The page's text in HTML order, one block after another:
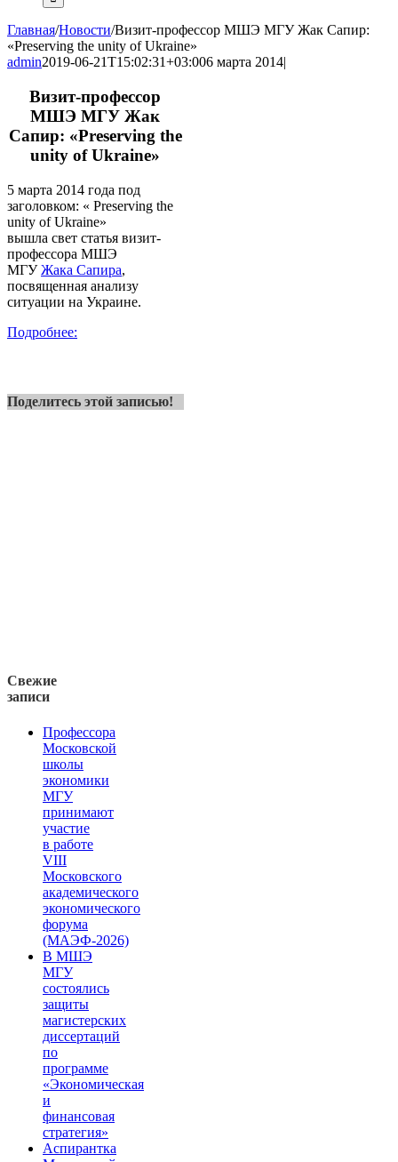
Главная/Новости/Визит-профессор МШЭ МГУ Жак Сапир:
«Preserving the unity of Ukraine»
admin2019-06-21T15:02:31+03:006 марта 2014|
Визит-профессор
МШЭ МГУ Жак
Сапир: «Preserving the
unity of Ukraine»
5 марта 2014 года под
заголовком: « Preserving the
unity of Ukraine»
вышла свет статья визит-
профессора МШЭ
МГУЖака Сапира,
посвященная анализу
ситуации на Украине.
Подробнее:
Поделитесь этой записью!
Свежие
записи
Профессора
Московской
школы
экономики
МГУ
принимают
участие
в работе
VIII
Московского
академического
экономического
форума
(МАЭФ-2026)
В МШЭ
МГУ
состоялись
защиты
магистерских
диссертаций
по
программе
«Экономическая
и
финансовая
стратегия»
Аспирантка